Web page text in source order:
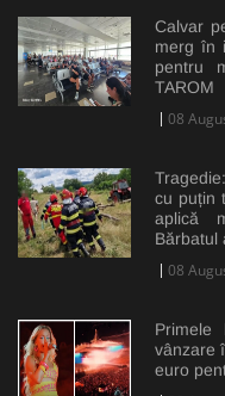
Calvar
merg în
pentru
TAROM
08
cu puțin
aplică
Bărbatul
08
vânzare
euro